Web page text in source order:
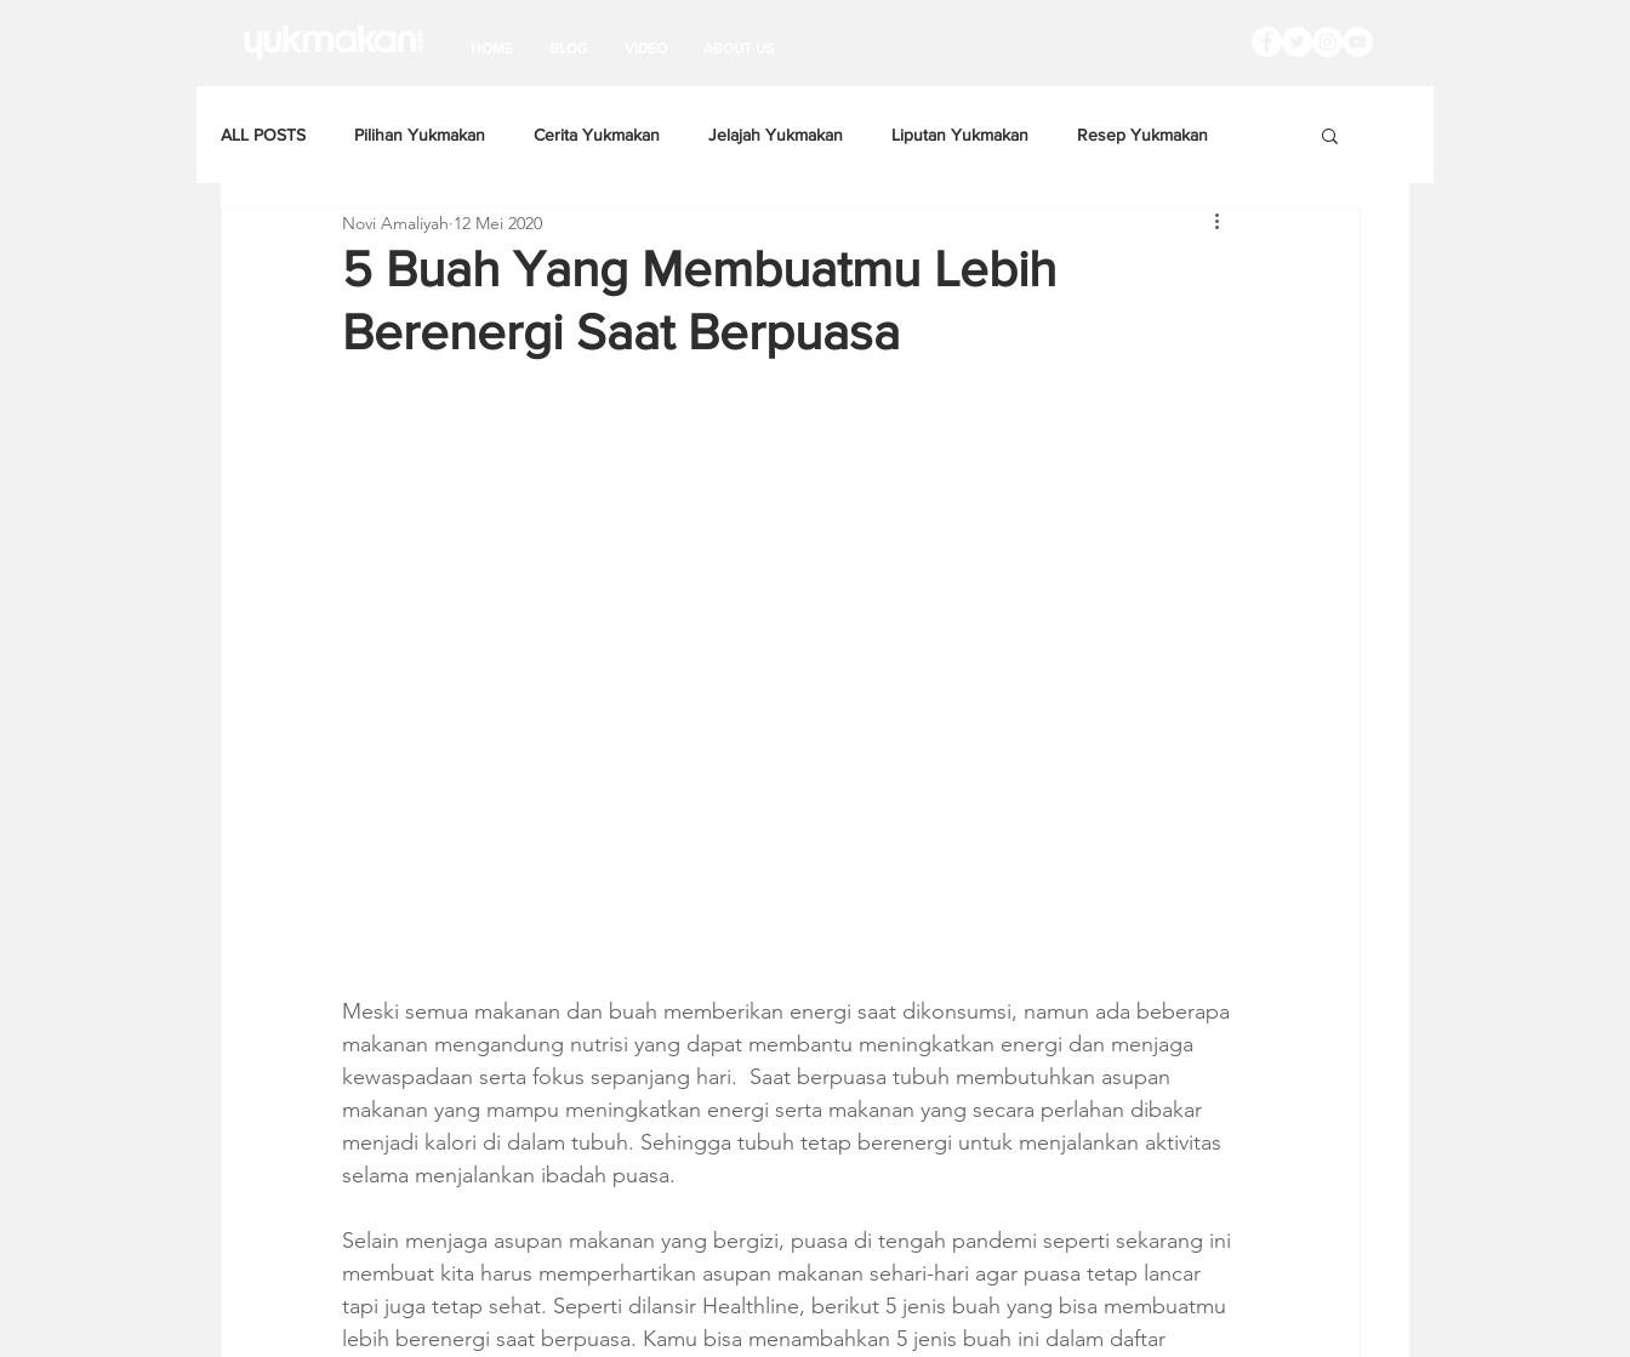
ALL POSTS Pilihan Yukmakan Cerita Yukmakan Jelajah Yukmakan Liputan Yukmakan Resep Yukmakan
5 Buah Yang Membuatmu Lebih
Berenergi Saat Berpuasa
Novi Amaliyah 12 Mei 2020
Meski semua makanan dan buah memberikan energi saat dikonsumsi, namun ada beberapa
makanan mengandung nutrisi yang dapat membantu meningkatkan energi dan menjaga
kewaspadaan serta fokus sepanjang hari.  Saat berpuasa tubuh membutuhkan asupan
makanan yang mampu meningkatkan energi serta makanan yang secara perlahan dibakar
menjadi kalori di dalam tubuh. Sehingga tubuh tetap berenergi untuk menjalankan aktivitas
selama menjalankan ibadah puasa.
Selain menjaga asupan makanan yang bergizi, puasa di tengah pandemi seperti sekarang ini
membuat kita harus memperhartikan asupan makanan sehari-hari agar puasa tetap lancar
tapi juga tetap sehat. Seperti dilansir Healthline, berikut 5 jenis buah yang bisa membuatmu
lebih berenergi saat berpuasa. Kamu bisa menambahkan 5 jenis buah ini dalam daftar